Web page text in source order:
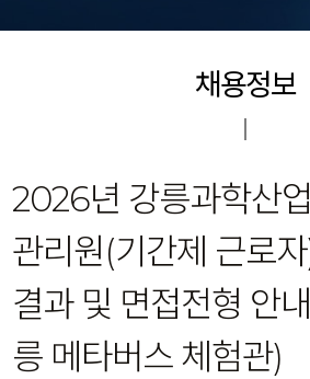
채용정보
2026년 강릉과학산
관리원(기간제 근로
결과 및 면접전형 안
릉 메타버스 체험관)